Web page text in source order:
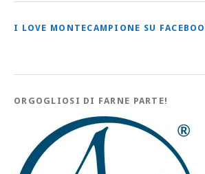
I LOVE MONTECAMPIONE SU
ORGOGLIOSI DI FARNE PARTE!